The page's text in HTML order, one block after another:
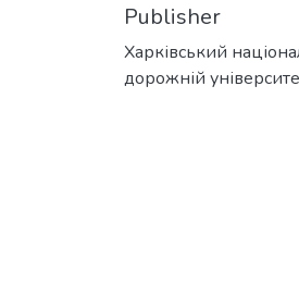
Publisher
Харківський
дорожній